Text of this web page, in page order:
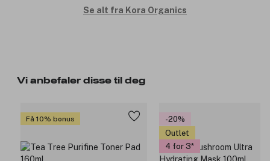
Se alt fra Kora Organics
Vi anbefaler disse til deg
Få 10% bonus
-20%
Outlet
4 for 3